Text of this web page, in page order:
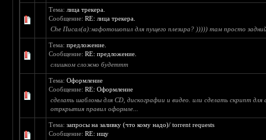
Тема: лица трекера.
Сообщение:RE: лица трекера.
Che Писал(а):нафотошопил для пущего плезира? ))))) там просто
Тема:предложение.
Сообщение:RE: предложение.
слишком сложно будеттт
Тема:Оформление
Сообщение:RE: Оформление
сделать шаблоны для CD, дискографии и видео. или сделать скрипт для
отркрытия правил оформле...
Тема:запросы на заливку (что кому надо)/ torrent requests
Сообщение:RE: ищу